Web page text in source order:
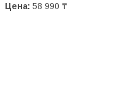
Цена: 58 990 ₸